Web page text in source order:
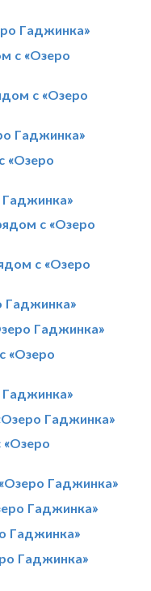
Гаджинка»
с «Озеро
с «Озеро
Гаджинка»
«Озеро
с «Озеро
с «Озеро
Гаджинка»
Гаджинка»
«Озеро
Гаджинка»
«Озеро
Гаджинка»
Гаджинка»
Гаджинка»
Гаджинка»